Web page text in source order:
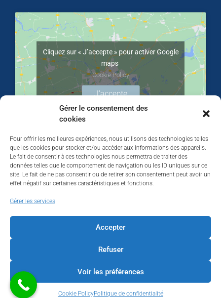
Gérer le consentement des
cookies
Pour offrir les meilleures expériences, nous utilisons des technologies telles
que les cookies pour stocker et/ou accéder aux informations des appareils.
Le fait de consentir à ces technologies nous permettra de traiter des
données telles que le comportement de navigation ou les ID uniques sur ce
site. Le fait de ne pas consentir ou de retirer son consentement peut avoir un
effet négatif sur certaines caractéristiques et fonctions.
Gérer les services
Accepter
Refuser
Voir les préférences
Cookie PolicyPolitique de confidentialité
Cliquez sur « J’accepte » pour activer Google
maps
Cookie Policy
J’accepte
LES BÂTISSEURS DE LIÈGE
Par le Walhardent